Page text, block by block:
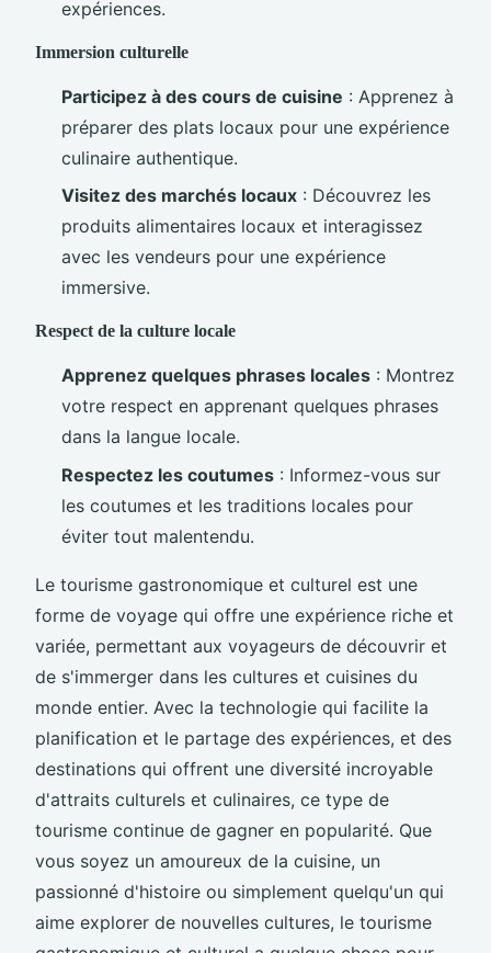
expériences.
Immersion culturelle
Participez à des cours de cuisine : Apprenez à
préparer des plats locaux pour une expérience
culinaire authentique.
Visitez des marchés locaux : Découvrez les
produits alimentaires locaux et interagissez
avec les vendeurs pour une expérience
immersive.
Respect de la culture locale
Apprenez quelques phrases locales : Montrez
votre respect en apprenant quelques phrases
dans la langue locale.
Respectez les coutumes : Informez-vous sur
les coutumes et les traditions locales pour
éviter tout malentendu.
Le tourisme gastronomique et culturel est une
forme de voyage qui offre une expérience riche et
variée, permettant aux voyageurs de découvrir et
de s'immerger dans les cultures et cuisines du
monde entier. Avec la technologie qui facilite la
planification et le partage des expériences, et des
destinations qui offrent une diversité incroyable
d'attraits culturels et culinaires, ce type de
tourisme continue de gagner en popularité. Que
vous soyez un amoureux de la cuisine, un
passionné d'histoire ou simplement quelqu'un qui
aime explorer de nouvelles cultures, le tourisme